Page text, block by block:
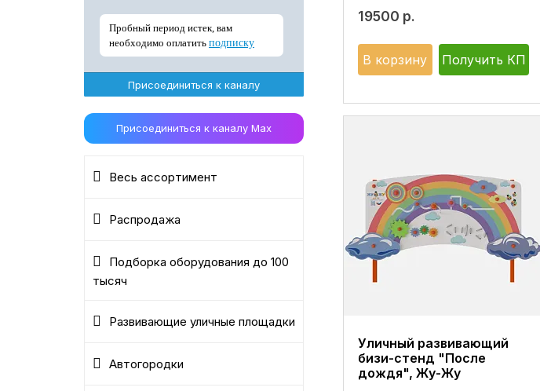
Присоединиться к каналу
Присоединиться к каналу Max
Весь ассортимент
Распродажа
Подборка оборудования до 100
тысяч
Развивающие уличные площадки
Автогородки
19500 р.
В корзину Получить КП
Уличный развивающий
бизи-стенд "После
дождя", Жу-Жу